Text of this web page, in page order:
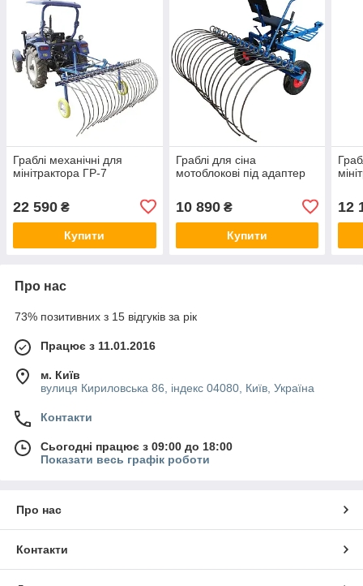
Граблі механічні для
мінітрактора ГР-7
22 590 ₴
Купити
Граблі для сіна
мотоблокові під адаптер
10 890₴
Купити
12
Про нас
73% позитивних з 15 відгуків за рік
Працює з 11.01.2016
м. Київ
вулиця Кириловська 86, індекс 04080, Київ, Україна
Контакти
Сьогодні працює з 09:00 до 18:00
Показати весь графік роботи
Про нас
Контакти